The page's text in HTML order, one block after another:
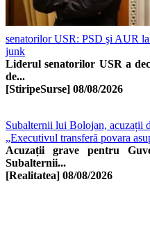
senatorilor USR: PSD şi AUR
junk
Liderul senatorilor USR a
de...
[StiripeSurse] 08/08/2026
Subalternii lui Bolojan, acuzații
„Executivul transferă povara
Acuzații grave pentru
Subalternii...
[Realitatea] 08/08/2026